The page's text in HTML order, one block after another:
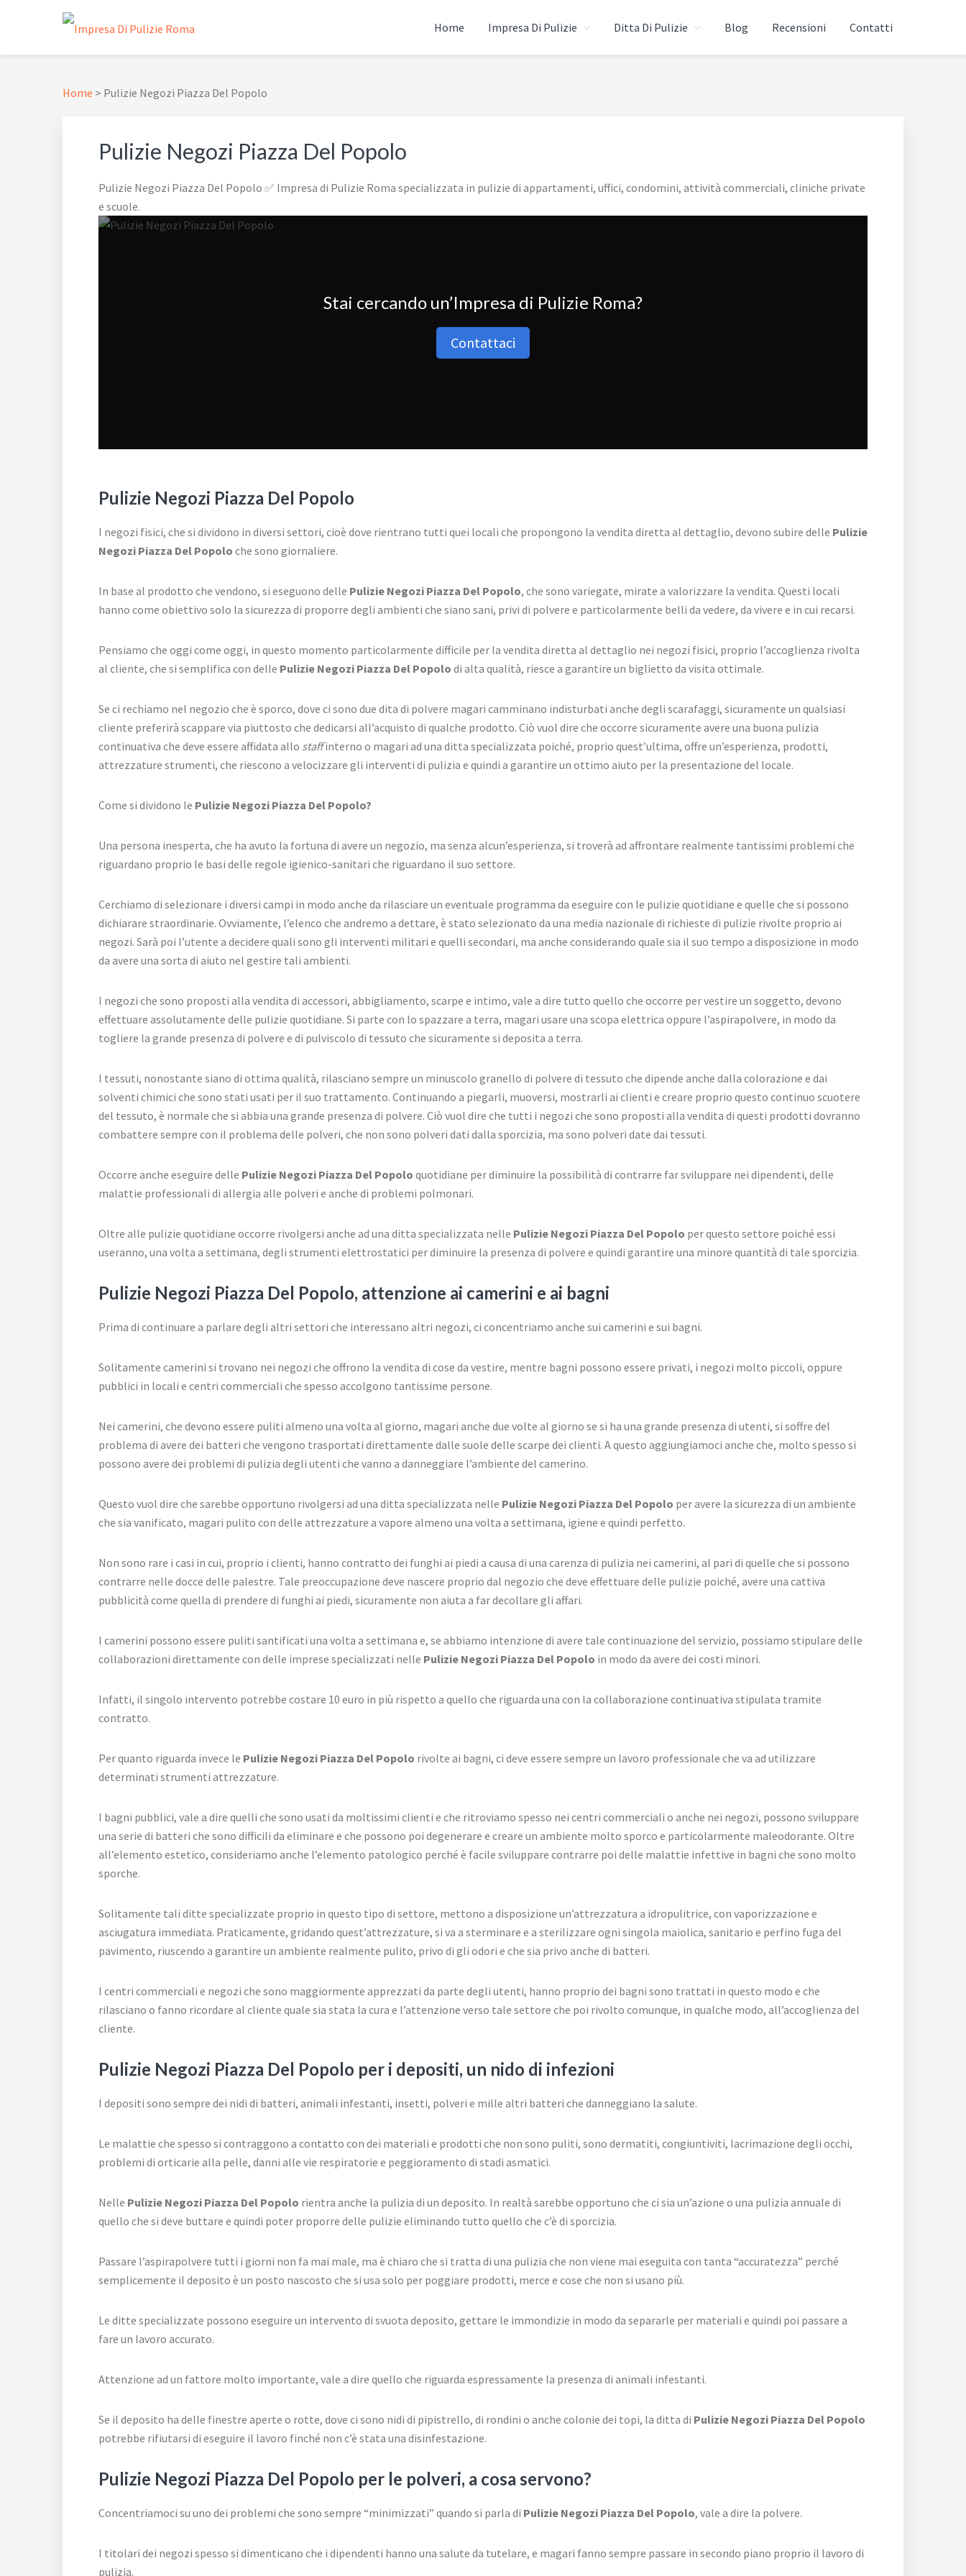
IMPRESA DI PULIZIE ROMA
✅ Abitazioni e Attività Commerciali
Home Impresa Di Pulizie Ditta Di Pulizie Blog Recensioni Contatti
Home > Pulizie Negozi Piazza Del Popolo
Pulizie Negozi Piazza Del Popolo
Pulizie Negozi Piazza Del Popolo ✅ Impresa di Pulizie Roma specializzata in pulizie di appartamenti, uffici, condomini, attività commerciali, cliniche private
e scuole.
Stai cercando un’Impresa di Pulizie Roma?
Contattaci
Pulizie Negozi Piazza Del Popolo
I negozi fisici, che si dividono in diversi settori, cioè dove rientrano tutti quei locali che propongono la vendita diretta al dettaglio, devono subire delle Pulizie
Negozi Piazza Del Popolo che sono giornaliere.
In base al prodotto che vendono, si eseguono delle Pulizie Negozi Piazza Del Popolo, che sono variegate, mirate a valorizzare la vendita. Questi locali
hanno come obiettivo solo la sicurezza di proporre degli ambienti che siano sani, privi di polvere e particolarmente belli da vedere, da vivere e in cui recarsi.
Pensiamo che oggi come oggi, in questo momento particolarmente difficile per la vendita diretta al dettaglio nei negozi fisici, proprio l’accoglienza rivolta
al cliente, che si semplifica con delle Pulizie Negozi Piazza Del Popolo di alta qualità, riesce a garantire un biglietto da visita ottimale.
Se ci rechiamo nel negozio che è sporco, dove ci sono due dita di polvere magari camminano indisturbati anche degli scarafaggi, sicuramente un qualsiasi
cliente preferirà scappare via piuttosto che dedicarsi all’acquisto di qualche prodotto. Ciò vuol dire che occorre sicuramente avere una buona pulizia
continuativa che deve essere affidata allo staffinterno o magari ad una ditta specializzata poiché, proprio quest’ultima, offre un’esperienza, prodotti,
attrezzature strumenti, che riescono a velocizzare gli interventi di pulizia e quindi a garantire un ottimo aiuto per la presentazione del locale.
Come si dividono le Pulizie Negozi Piazza Del Popolo?
Una persona inesperta, che ha avuto la fortuna di avere un negozio, ma senza alcun’esperienza, si troverà ad affrontare realmente tantissimi problemi che
riguardano proprio le basi delle regole igienico-sanitari che riguardano il suo settore.
Cerchiamo di selezionare i diversi campi in modo anche da rilasciare un eventuale programma da eseguire con le pulizie quotidiane e quelle che si possono
dichiarare straordinarie. Ovviamente, l’elenco che andremo a dettare, è stato selezionato da una media nazionale di richieste di pulizie rivolte proprio ai
negozi. Sarà poi l’utente a decidere quali sono gli interventi militari e quelli secondari, ma anche considerando quale sia il suo tempo a disposizione in modo
da avere una sorta di aiuto nel gestire tali ambienti.
I negozi che sono proposti alla vendita di accessori, abbigliamento, scarpe e intimo, vale a dire tutto quello che occorre per vestire un soggetto, devono
effettuare assolutamente delle pulizie quotidiane. Si parte con lo spazzare a terra, magari usare una scopa elettrica oppure l’aspirapolvere, in modo da
togliere la grande presenza di polvere e di pulviscolo di tessuto che sicuramente si deposita a terra.
I tessuti, nonostante siano di ottima qualità, rilasciano sempre un minuscolo granello di polvere di tessuto che dipende anche dalla colorazione e dai
solventi chimici che sono stati usati per il suo trattamento. Continuando a piegarli, muoversi, mostrarli ai clienti e creare proprio questo continuo scuotere
del tessuto, è normale che si abbia una grande presenza di polvere. Ciò vuol dire che tutti i negozi che sono proposti alla vendita di questi prodotti dovranno
combattere sempre con il problema delle polveri, che non sono polveri dati dalla sporcizia, ma sono polveri date dai tessuti.
Occorre anche eseguire delle Pulizie Negozi Piazza Del Popolo quotidiane per diminuire la possibilità di contrarre far sviluppare nei dipendenti, delle
malattie professionali di allergia alle polveri e anche di problemi polmonari.
Oltre alle pulizie quotidiane occorre rivolgersi anche ad una ditta specializzata nelle Pulizie Negozi Piazza Del Popolo per questo settore poiché essi
useranno, una volta a settimana, degli strumenti elettrostatici per diminuire la presenza di polvere e quindi garantire una minore quantità di tale sporcizia.
Pulizie Negozi Piazza Del Popolo, attenzione ai camerini e ai bagni
Prima di continuare a parlare degli altri settori che interessano altri negozi, ci concentriamo anche sui camerini e sui bagni.
Solitamente camerini si trovano nei negozi che offrono la vendita di cose da vestire, mentre bagni possono essere privati, i negozi molto piccoli, oppure
pubblici in locali e centri commerciali che spesso accolgono tantissime persone.
Nei camerini, che devono essere puliti almeno una volta al giorno, magari anche due volte al giorno se si ha una grande presenza di utenti, si soffre del
problema di avere dei batteri che vengono trasportati direttamente dalle suole delle scarpe dei clienti. A questo aggiungiamoci anche che, molto spesso si
possono avere dei problemi di pulizia degli utenti che vanno a danneggiare l’ambiente del camerino.
Questo vuol dire che sarebbe opportuno rivolgersi ad una ditta specializzata nelle Pulizie Negozi Piazza Del Popolo per avere la sicurezza di un ambiente
che sia vanificato, magari pulito con delle attrezzature a vapore almeno una volta a settimana, igiene e quindi perfetto.
Non sono rare i casi in cui, proprio i clienti, hanno contratto dei funghi ai piedi a causa di una carenza di pulizia nei camerini, al pari di quelle che si possono
contrarre nelle docce delle palestre. Tale preoccupazione deve nascere proprio dal negozio che deve effettuare delle pulizie poiché, avere una cattiva
pubblicità come quella di prendere di funghi ai piedi, sicuramente non aiuta a far decollare gli affari.
I camerini possono essere puliti santificati una volta a settimana e, se abbiamo intenzione di avere tale continuazione del servizio, possiamo stipulare delle
collaborazioni direttamente con delle imprese specializzati nelle Pulizie Negozi Piazza Del Popolo in modo da avere dei costi minori.
Infatti, il singolo intervento potrebbe costare 10 euro in più rispetto a quello che riguarda una con la collaborazione continuativa stipulata tramite
contratto.
Per quanto riguarda invece le Pulizie Negozi Piazza Del Popolo rivolte ai bagni, ci deve essere sempre un lavoro professionale che va ad utilizzare
determinati strumenti attrezzature.
I bagni pubblici, vale a dire quelli che sono usati da moltissimi clienti e che ritroviamo spesso nei centri commerciali o anche nei negozi, possono sviluppare
una serie di batteri che sono difficili da eliminare e che possono poi degenerare e creare un ambiente molto sporco e particolarmente maleodorante. Oltre
all’elemento estetico, consideriamo anche l’elemento patologico perché è facile sviluppare contrarre poi delle malattie infettive in bagni che sono molto
sporche.
Solitamente tali ditte specializzate proprio in questo tipo di settore, mettono a disposizione un’attrezzatura a idropulitrice, con vaporizzazione e
asciugatura immediata. Praticamente, gridando quest’attrezzature, si va a sterminare e a sterilizzare ogni singola maiolica, sanitario e perfino fuga del
pavimento, riuscendo a garantire un ambiente realmente pulito, privo di gli odori e che sia privo anche di batteri.
I centri commerciali e negozi che sono maggiormente apprezzati da parte degli utenti, hanno proprio dei bagni sono trattati in questo modo e che
rilasciano o fanno ricordare al cliente quale sia stata la cura e l’attenzione verso tale settore che poi rivolto comunque, in qualche modo, all’accoglienza del
cliente.
Pulizie Negozi Piazza Del Popolo per i depositi, un nido di infezioni
I depositi sono sempre dei nidi di batteri, animali infestanti, insetti, polveri e mille altri batteri che danneggiano la salute.
Le malattie che spesso si contraggono a contatto con dei materiali e prodotti che non sono puliti, sono dermatiti, congiuntiviti, lacrimazione degli occhi,
problemi di orticarie alla pelle, danni alle vie respiratorie e peggioramento di stadi asmatici.
Nelle Pulizie Negozi Piazza Del Popolo rientra anche la pulizia di un deposito. In realtà sarebbe opportuno che ci sia un’azione o una pulizia annuale di
quello che si deve buttare e quindi poter proporre delle pulizie eliminando tutto quello che c’è di sporcizia.
Passare l’aspirapolvere tutti i giorni non fa mai male, ma è chiaro che si tratta di una pulizia che non viene mai eseguita con tanta “accuratezza” perché
semplicemente il deposito è un posto nascosto che si usa solo per poggiare prodotti, merce e cose che non si usano più.
Le ditte specializzate possono eseguire un intervento di svuota deposito, gettare le immondizie in modo da separarle per materiali e quindi poi passare a
fare un lavoro accurato.
Attenzione ad un fattore molto importante, vale a dire quello che riguarda espressamente la presenza di animali infestanti.
Se il deposito ha delle finestre aperte o rotte, dove ci sono nidi di pipistrello, di rondini o anche colonie dei topi, la ditta di Pulizie Negozi Piazza Del Popolo
potrebbe rifiutarsi di eseguire il lavoro finché non c’è stata una disinfestazione.
Pulizie Negozi Piazza Del Popolo per le polveri, a cosa servono?
Concentriamoci su uno dei problemi che sono sempre “minimizzati” quando si parla di Pulizie Negozi Piazza Del Popolo, vale a dire la polvere.
I titolari dei negozi spesso si dimenticano che i dipendenti hanno una salute da tutelare, e magari fanno sempre passare in secondo piano proprio il lavoro di
pulizia.